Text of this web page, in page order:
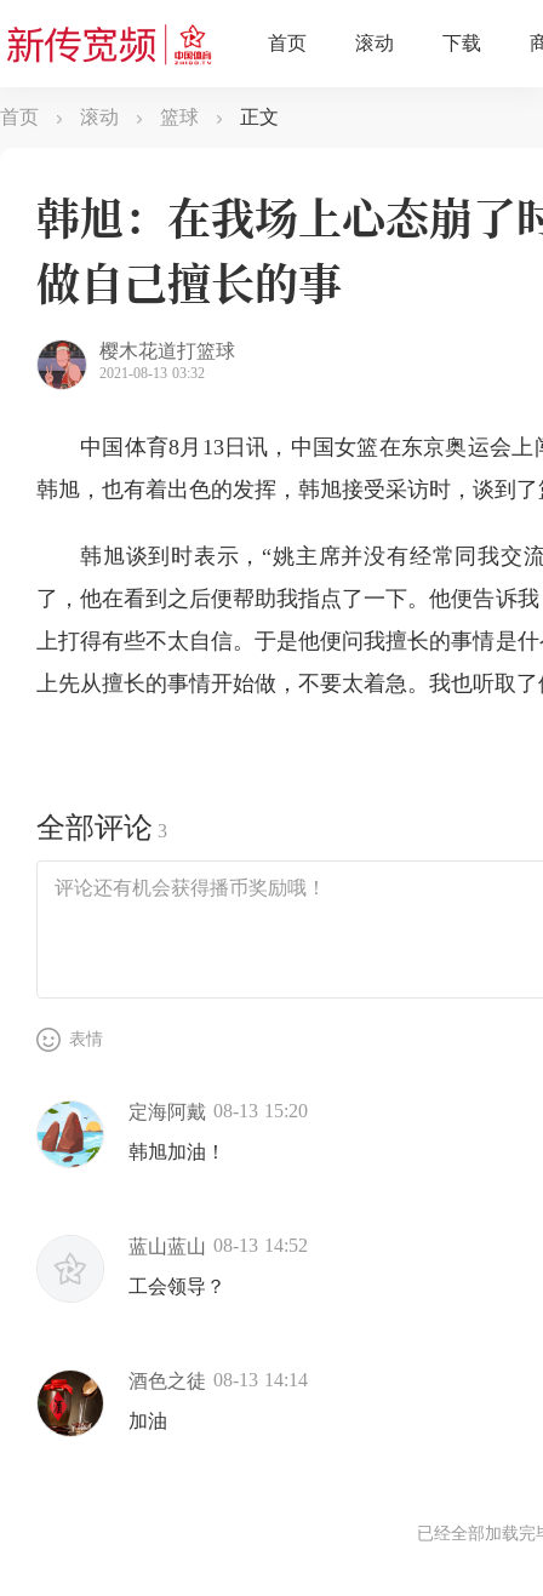
首页 滚动 篮球 正文
韩旭：在我场上心态崩了
做自己擅长的事
樱木花道打篮球
2021-08-13 03:32
中国体育8月13日讯，中国女篮在东京奥运会
韩旭，也有着出色的发挥，韩旭接受采访时，谈到
韩旭谈到时表示，“姚主席并没有经常同我交
了，他在看到之后便帮助我指点了一下。他便告诉
上打得有些不太自信。于是他便问我擅长的事情是
上先从擅长的事情开始做，不要太着急。我也听取
全部评论 3
表情
定海阿戴 08-13 15:20
韩旭加油！
蓝山蓝山 08-13 14:52
工会领导？
酒色之徒 08-13 14:14
加油
已经全部加载完